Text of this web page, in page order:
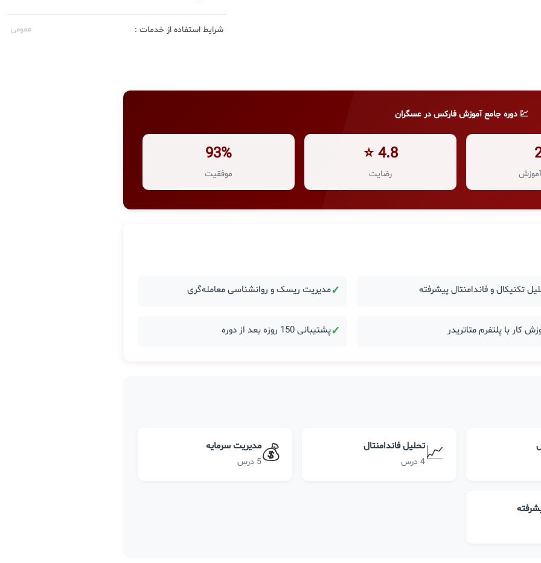
شرایط استفاده از خدمات : عمومی
💹 دوره جامع آموزش فارکس در عسگران
4.8 ⭐
رضایت
93%
موفقیت
تکنیکال و فاندامنتال پیشرفته ✓مدیریت ریسک و روانشناسی معامله‌گری
کار با پلتفرم متاتریدر ✓پشتیبانی 150 روزه بعد از دوره
📈تحلیل فاندامنتال
4 درس 💰مدیریت سرمایه
5 درس